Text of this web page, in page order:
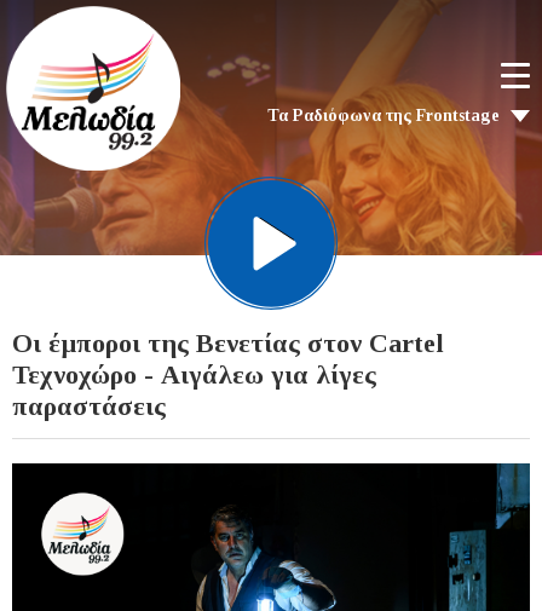
Τα Ραδιόφωνα της Frontstage
Οι έμποροι της Βενετίας στον Cartel
Τεχνοχώρο - Αιγάλεω για λίγες
παραστάσεις